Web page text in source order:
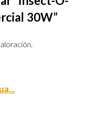
30W”